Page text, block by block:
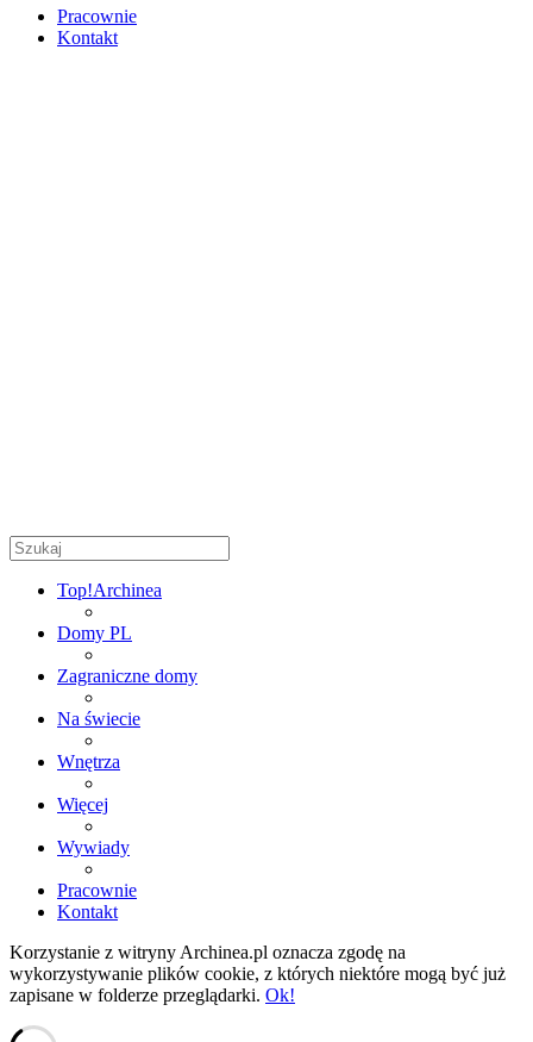
Pracownie
Kontakt
Top!Archinea
Domy PL
Zagraniczne domy
Na świecie
Wnętrza
Więcej
Wywiady
Pracownie
Kontakt
Korzystanie z witryny Archinea.pl oznacza zgodę na
wykorzystywanie plików cookie, z których niektóre mogą być już
zapisane w folderze przeglądarki. Ok!